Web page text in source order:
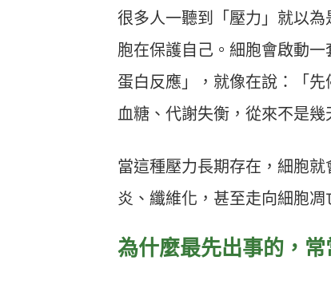
很多人一聽到「壓力」就以
胞在保護自己。細胞會啟動
蛋白反應」，就像在說：「
血糖、代謝失衡，從來不是幾
當這種壓力長期存在，細胞
炎、纖維化，甚至走向細胞
為什麼最先出事的，常